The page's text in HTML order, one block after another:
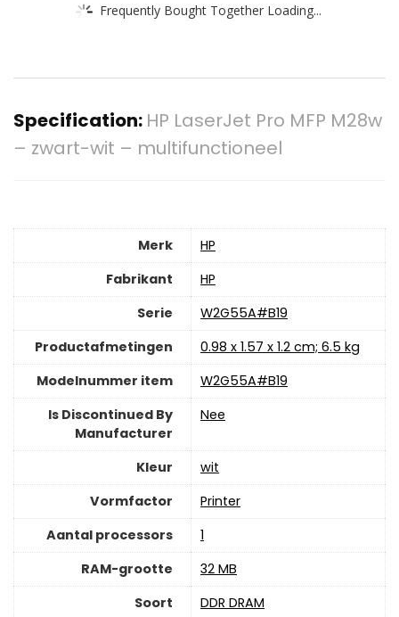
Frequently Bought Together Loading...
Specification: HP LaserJet Pro MFP M28w
– zwart-wit – multifunctioneel
Merk
‎HP
Fabrikant
‎HP
Serie
‎W2G55A#B19
Productafmetingen
‎0.98 x 1.57 x 1.2 cm; 6.5 kg
Modelnummer item
‎W2G55A#B19
Is Discontinued By
Manufacturer
‎Nee
Kleur
‎wit
Vormfactor
‎Printer
Aantal processors
‎1
RAM-grootte
‎32 MB
Soort
‎DDR DRAM